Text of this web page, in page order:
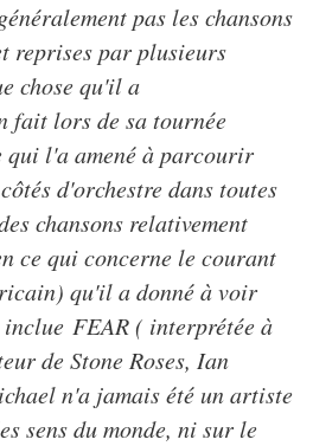
pas les chansons
reprises par plusieurs
chose qu'il a
fait lors de sa tournée
qui l'a amené à parcourir
d'orchestre dans toutes
chansons relativement
ce qui concerne le courant
qu'il a donné à voir
FEAR ( interprétée à
de Stone Roses, Ian
n'a jamais été un artiste
sens du monde, ni sur le